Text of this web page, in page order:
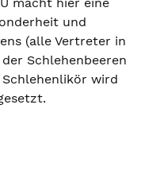
und
(alle Vertreter in
Schlehenbeeren
wird